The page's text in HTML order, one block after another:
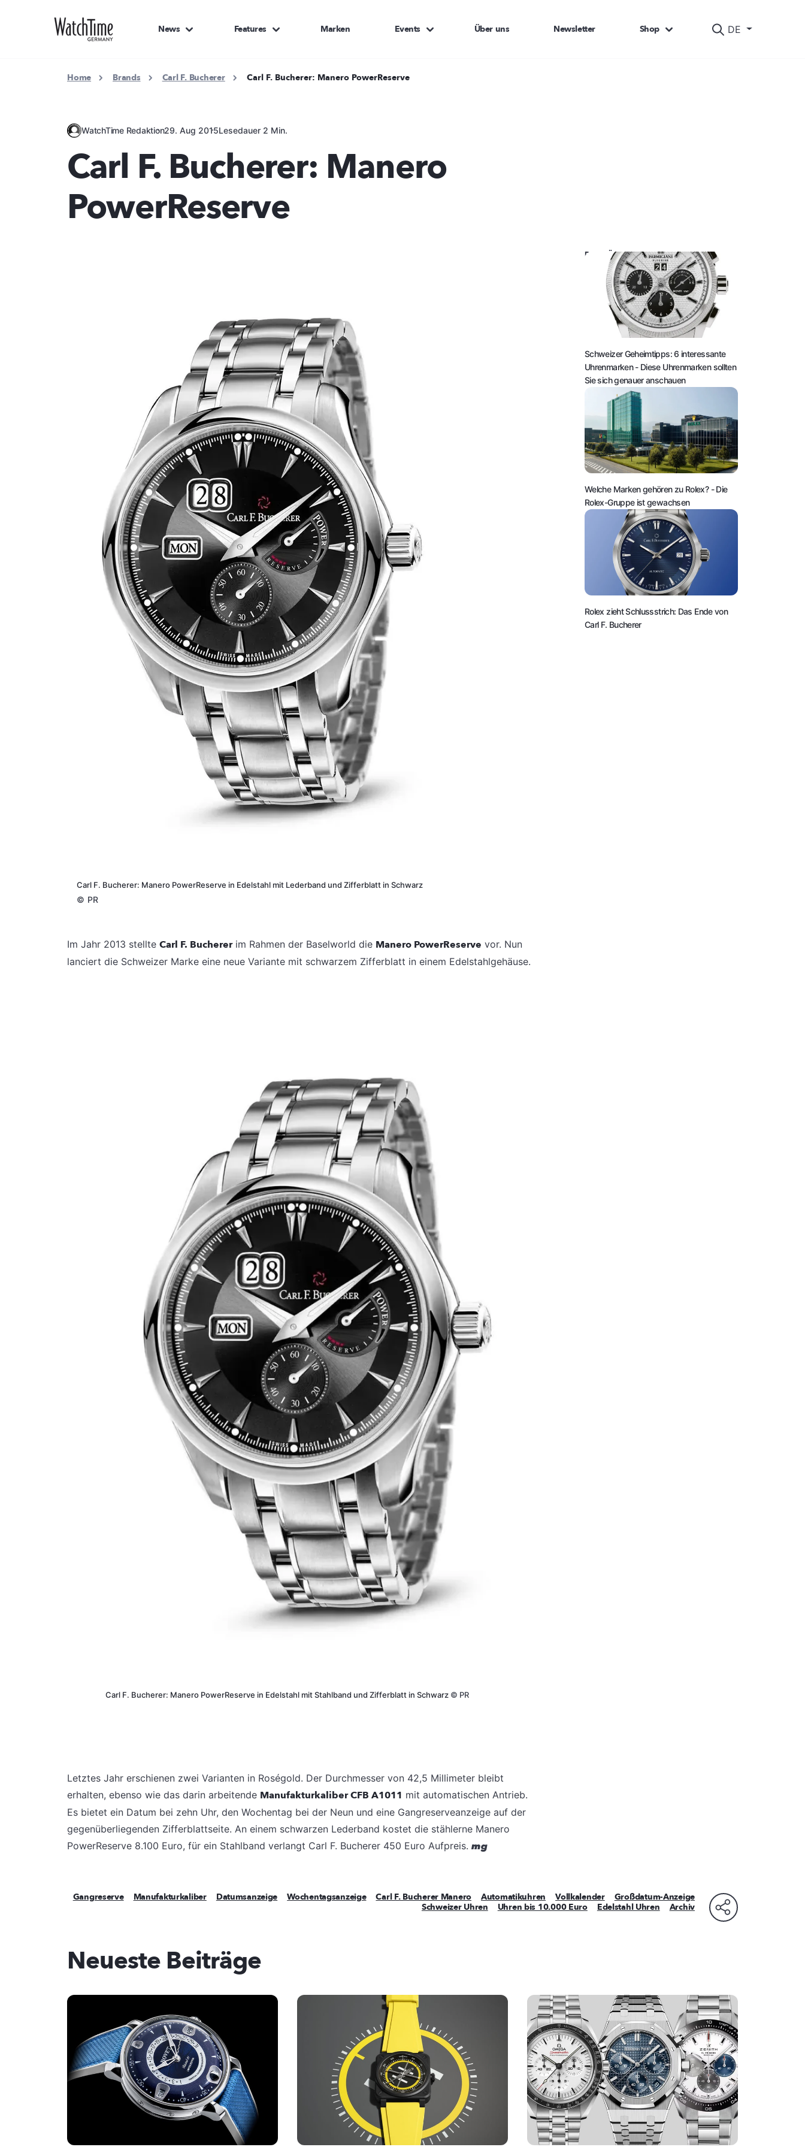
DE
News Features Marken Events Über uns Newsletter Shop
Home Brands Carl F. Bucherer Carl F. Bucherer: Manero PowerReserve
WatchTime Redaktion29. Aug 2015Lesedauer 2 Min.
Carl F. Bucherer: Manero
PowerReserve
Carl F. Bucherer: Manero PowerReserve in Edelstahl mit Lederband und Zifferblatt in Schwarz
© PR
Im Jahr 2013 stellte Carl F. Buchererim Rahmen der Baselworld die Manero PowerReserve vor. Nun
lanciert die Schweizer Marke eine neue Variante mit schwarzem Zifferblatt in einem Edelstahlgehäuse.
Carl F. Bucherer: Manero PowerReserve in Edelstahl mit Stahlband und Zifferblatt in Schwarz © PR
Letztes Jahr erschienen zwei Varianten in Roségold. Der Durchmesser von 42,5 Millimeter bleibt
erhalten, ebenso wie das darin arbeitende Manufakturkaliber CFB A1011 mit automatischen Antrieb.
Es bietet ein Datum bei zehn Uhr, den Wochentag bei der Neun und eine Gangreserveanzeige auf der
gegenüberliegenden Zifferblattseite. An einem schwarzen Lederband kostet die stählerne Manero
PowerReserve 8.100 Euro, für ein Stahlband verlangt Carl F. Bucherer 450 Euro Aufpreis. mg
DAS KÖNNTE SIE AUCH INTERESSIEREN:
Schweizer Geheimtipps: 6 interessante
Uhrenmarken- Diese Uhrenmarken sollten
Sie sich genauer anschauen
Welche Marken gehören zu Rolex? - Die
Rolex-Gruppe ist gewachsen
Rolex zieht Schlussstrich: Das Ende von
Carl F. Bucherer
Gangreserve Manufakturkaliber Datumsanzeige Wochentagsanzeige Carl F. Bucherer Manero Automatikuhren Vollkalender
Großdatum-Anzeige
Schweizer Uhren
Uhren bis 10.000 Euro Edelstahl Uhren Archiv
Neueste Beiträge